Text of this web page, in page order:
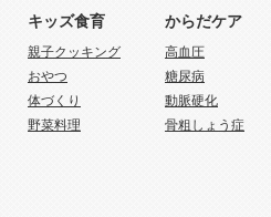
キッズ食育
親子クッキング
おやつ
体づくり
野菜料理
からだケア
高血圧
糖尿病
動脈硬化
骨粗しょう症